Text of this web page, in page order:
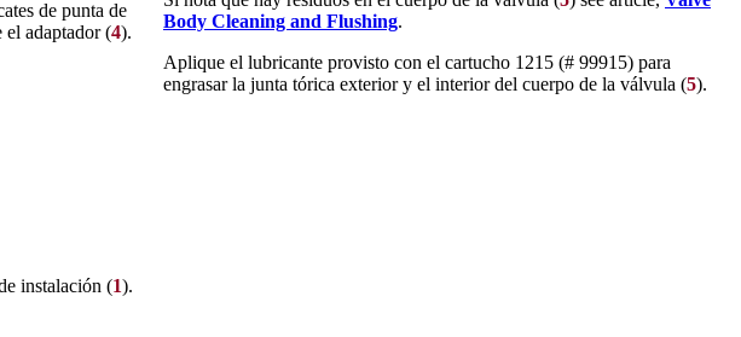
de punta de
el adaptador (4).
Body Cleaning and Flushing.
Aplique el lubricante provisto con el cartucho 1215 (# 99915) para
engrasar la junta tórica exterior y el interior del cuerpo de la válvula (5).
instalación (1).